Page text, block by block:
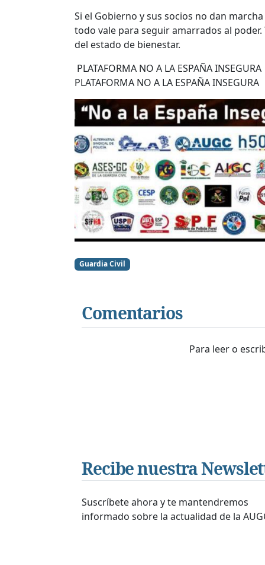
Si el Gobierno y sus socios no dan
todo vale para seguir amarrados al
del estado de bienestar.
PLATAFORMA NO A LA ESPAÑA INSEGURA
PLATAFORMA NO A LA ESPAÑA INSEGURA
Guardia Civil
Comentarios
Para leer o
Recibe nuestra
Suscríbete ahora y te mantendremos
informado sobre la actualidad de la